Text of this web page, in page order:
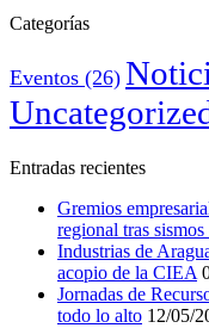
Categorías
Eventos (26)
Entradas recientes
Gremios
regional tras
Industrias de
acopio de la CIEA
Jornadas de
todo lo alto 12/05/